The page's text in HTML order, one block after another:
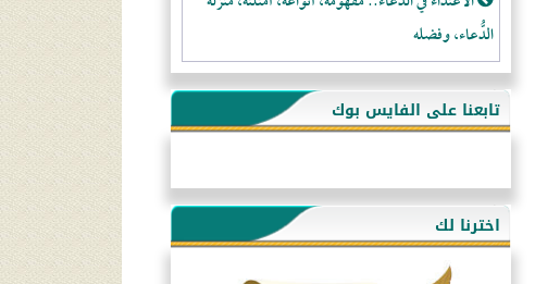
الدُّعاء، وفضله
لا تتَّبعوا عورات الـمسلمين
فقه النَّصيحة عند الصَّحابة الكرام رضي الله عنهم
هذه سبيلنا فماذا تنقمون؟!
أُسُـسُ بَـيْـتِ الـمُسْـلِمِ
تابعنا على الفايس بوك
اخترنا لك